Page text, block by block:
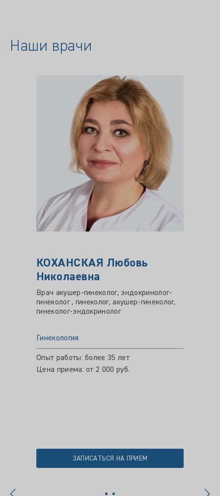
Наши врачи
КОХАНСКАЯ Любовь
Николаевна
Врач акушер-гинеколог, эндокринолог-
гинеколог , гинеколог, акушер-гинеколог,
гинеколог-эндокринолог
Гинекология
Опыт работы: более 35 лет
Цена приема: от 2 000 руб.
ЗАПИСАТЬСЯ НА ПРИЕМ